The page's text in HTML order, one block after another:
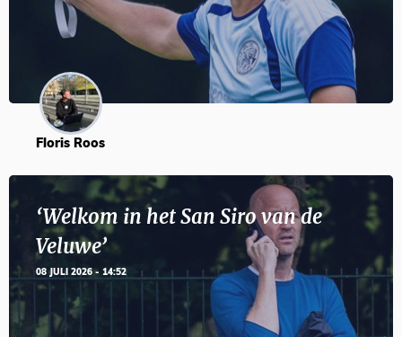
Floris Roos
‘Welkom in het San Siro van de
Veluwe’
08 JULI 2026 - 14:52